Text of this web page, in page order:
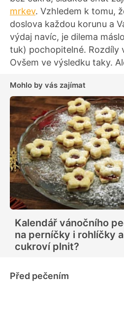
mrkev. Vzhledem k tomu,
doslova každou korunu a
výdaj navíc, je dilema
tuk) pochopitelné. Rozdíly
Ovšem ve výsledku taky.
Mohlo by vás zajímat
Kalendář vánočního
na perníčky i rohlíčky
cukroví plnit?
Před pečením